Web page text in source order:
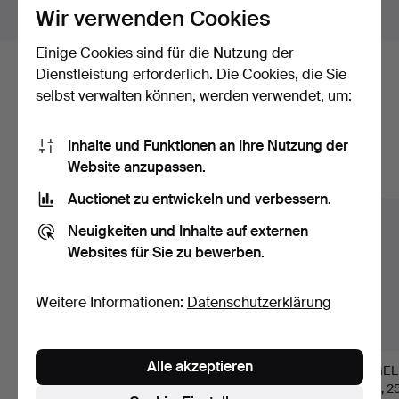
Objekte außerhalb Schweden zeigen
Hier sind Objekte aus unserem
übereinstimmen.
hoch, zweite Hälfte …
BUDDHASTATUE 19.
Jahrhundert, Marmor,
Holz,
Wir verwenden Cookies
Einige Cookies sind für die Nutzung der
Dienstleistung erforderlich. Die Cookies, die Sie
selbst verwalten können, werden verwendet, um:
Inhalte und Funktionen an Ihre Nutzung der
Website anzupassen.
Auctionet zu entwickeln und verbessern.
Neuigkeiten und Inhalte auf externen
Websites für Sie zu bewerben.
Weitere Informationen: Datenschutzerklärung
Alle akzeptieren